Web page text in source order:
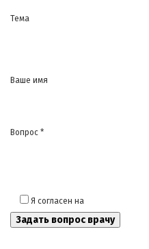
Тема
Ваше имя
Вопрос *
Я согласен на